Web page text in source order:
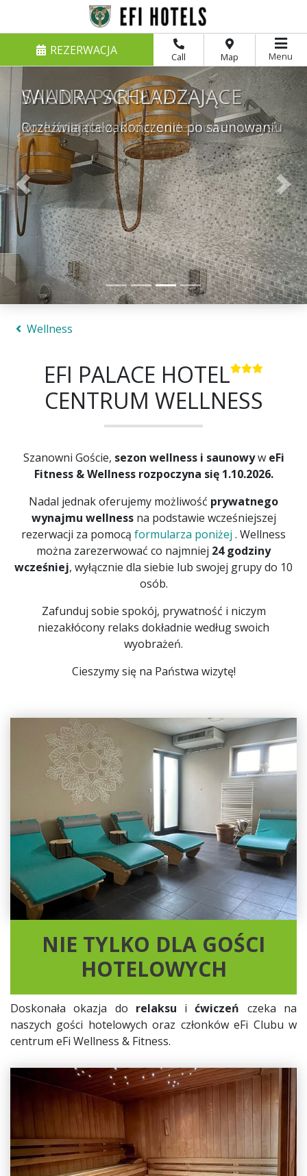
Call Map
REZERWACJA Menu
WIADRA SCHŁADZAJĄCE
Orzeźwiające zakończenie po saunowaniu
Previous Next
Wellness
EFI PALACE HOTEL
CENTRUM WELLNESS
Szanowni Goście, sezon wellness i saunowyw eFi
Fitness & Wellness rozpoczyna się 1.10.2026.
Nadal jednak oferujemy możliwość prywatnego
wynajmu wellnessna podstawie wcześniejszej
rezerwacji za pomocą formularza poniżej . Wellness
można zarezerwować co najmniej 24 godziny
wcześniej, wyłącznie dla siebie lub swojej grupy do 10
osób.
Zafunduj sobie spokój, prywatność i niczym
niezakłócony relaks dokładnie według swoich
wyobrażeń.
Cieszymy się na Państwa wizytę!
NIE TYLKO DLA GOŚCI
HOTELOWYCH
Doskonała okazja do relaksu ićwiczeń czeka na
naszych gości hotelowych oraz członków eFi Clubu w
centrum eFi Wellness & Fitness.